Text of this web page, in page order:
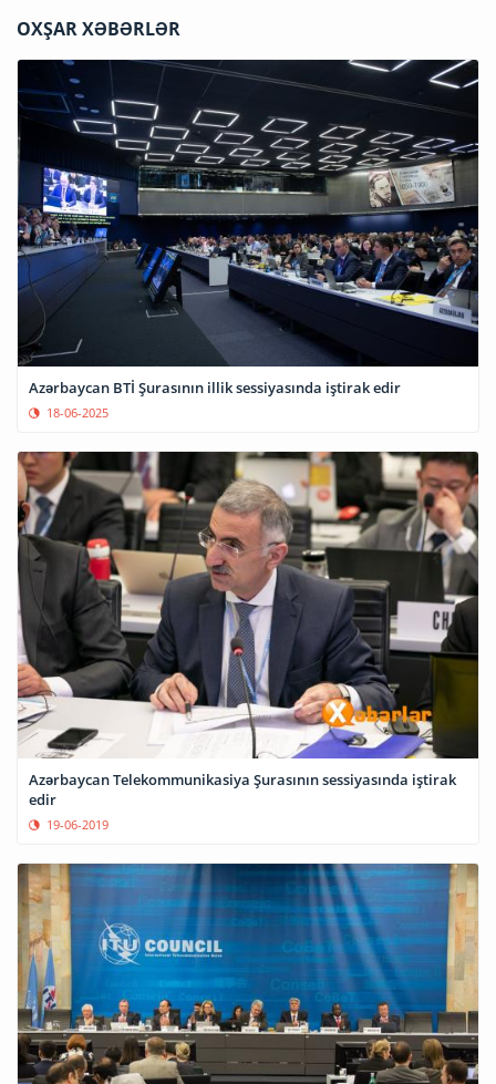
OXŞAR XƏBƏRLƏR
Azərbaycan BTİ Şurasının illik sessiyasında iştirak edir
18-06-2025
Azərbaycan Telekommunikasiya Şurasının sessiyasında iştirak
edir
19-06-2019